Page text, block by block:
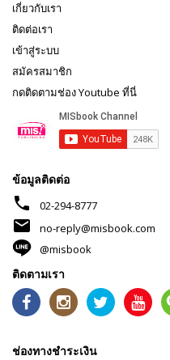
เกี่ยวกับเรา
ติดต่อเรา
เข้าสู่ระบบ
สมัครสมาชิก
กดติดตามช่อง Youtube ที่นี่
ข้อมูลติดต่อ
phone 02-294-8777
mail
no-reply@misbook.com
@misbook
ติดตามเรา
ช่องทางชำระเงิน